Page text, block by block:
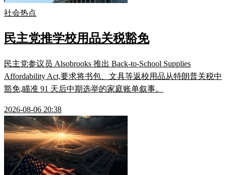
社会热点
民主党推学校用品关税豁免
民主党参议员 Alsobrooks 推出 Back-to-School Supplies
Affordability Act,要求将书包、文具等返校用品从特朗普关税中
豁免,瞄准 91 天后中期选举的家庭账单叙事。
2026-08-06 20:38